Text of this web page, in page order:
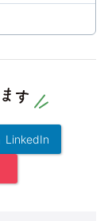
LinkedIn